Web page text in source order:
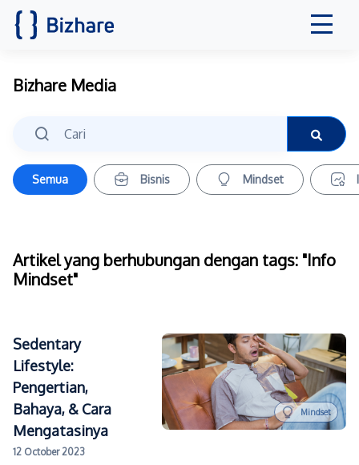
Bizhare Media
Semua Bisnis Mindset
Artikel yang berhubungan dengan tags: "Info
Mindset"
Sedentary
Lifestyle:
Pengertian,
Bahaya, & Cara
Mengatasinya
12 October 2023
Mindset